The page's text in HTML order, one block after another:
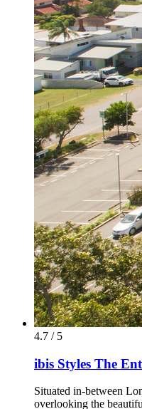
4.7 / 5
ibis Styles The
Situated in-between
overlooking the